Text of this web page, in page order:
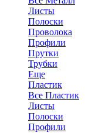
Листы
Полоски
Проволока
Профили
Прутки
Трубки
Еще
Пластик
Все Пластик
Листы
Полоски
Профили